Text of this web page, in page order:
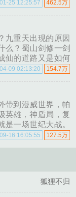
462.5万
01-25 12:25:57
九重天出现的原因
么？蜀山剑修一剑
仙的道路又是如何
走进这一段遗失的
154.7万
04-09 02:13:20
带到漫威世界，帕
英雄，神盾局，复
一场世纪大战。
己必须得做些什
127.5万
09-16 16:05:55
狐狸不归